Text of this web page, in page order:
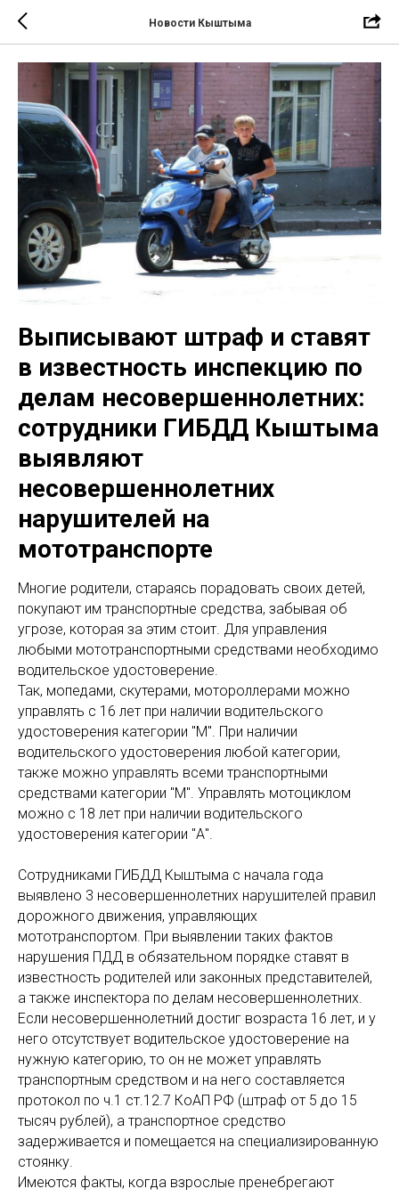
Новости Кыштыма
Выписывают штраф и ставят
в известность инспекцию по
делам несовершеннолетних:
сотрудники ГИБДД Кыштыма
выявляют
несовершеннолетних
нарушителей на
мототранспорте
Многие родители, стараясь порадовать своих детей,
покупают им транспортные средства, забывая об
угрозе, которая за этим стоит. Для управления
любыми мототранспортными средствами необходимо
водительское удостоверение.
Так, мопедами, скутерами, мотороллерами можно
управлять с 16 лет при наличии водительского
удостоверения категории "М". При наличии
водительского удостоверения любой категории,
также можно управлять всеми транспортными
средствами категории "М". Управлять мотоциклом
можно с 18 лет при наличии водительского
удостоверения категории "А".
Сотрудниками ГИБДД Кыштыма с начала года
выявлено 3 несовершеннолетних нарушителей правил
дорожного движения, управляющих
мототранспортом. При выявлении таких фактов
нарушения ПДД в обязательном порядке ставят в
известность родителей или законных представителей,
а также инспектора по делам несовершеннолетних.
Если несовершеннолетний достиг возраста 16 лет, и у
него отсутствует водительское удостоверение на
нужную категорию, то он не может управлять
транспортным средством и на него составляется
протокол по ч.1 ст.12.7 КоАП РФ (штраф от 5 до 15
тысяч рублей), а транспортное средство
задерживается и помещается на специализированную
стоянку.
Имеются факты, когда взрослые пренебрегают